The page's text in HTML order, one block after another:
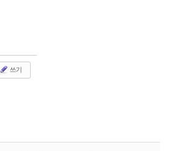
쓰기